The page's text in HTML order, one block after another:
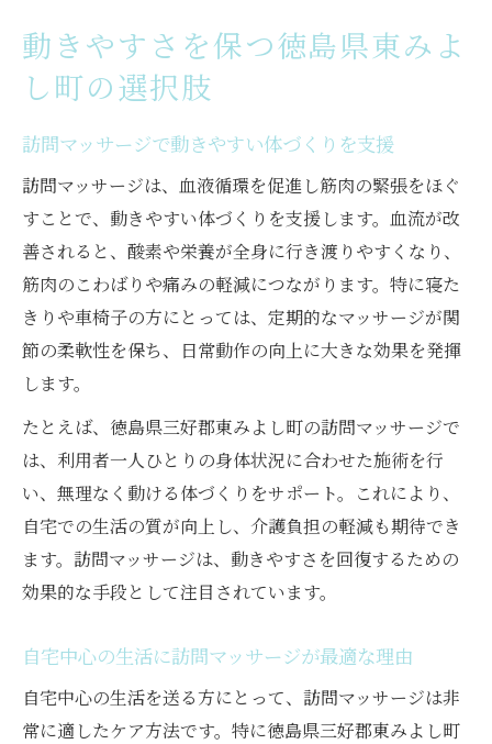
動きやすさを保つ徳島県東みよ
し町の選択肢
訪問マッサージで動きやすい体づくりを支援
訪問マッサージは、血液循環を促進し筋肉の緊張をほぐ
すことで、動きやすい体づくりを支援します。血流が改
善されると、酸素や栄養が全身に行き渡りやすくなり、
筋肉のこわばりや痛みの軽減につながります。特に寝た
きりや車椅子の方にとっては、定期的なマッサージが関
節の柔軟性を保ち、日常動作の向上に大きな効果を発揮
します。
たとえば、徳島県三好郡東みよし町の訪問マッサージで
は、利用者一人ひとりの身体状況に合わせた施術を行
い、無理なく動ける体づくりをサポート。これにより、
自宅での生活の質が向上し、介護負担の軽減も期待でき
ます。訪問マッサージは、動きやすさを回復するための
効果的な手段として注目されています。
自宅中心の生活に訪問マッサージが最適な理由
自宅中心の生活を送る方にとって、訪問マッサージは非
常に適したケア方法です。特に徳島県三好郡東みよし町